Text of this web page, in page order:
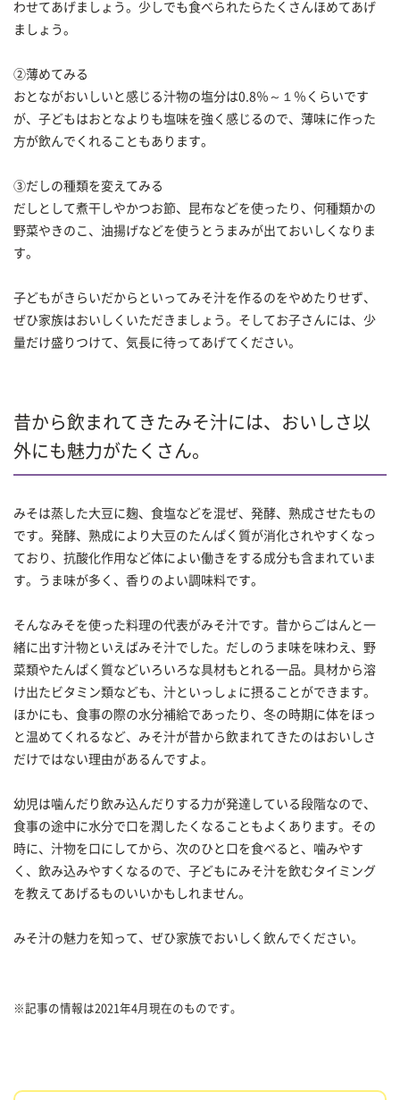
わせてあげましょう。少しでも食べられたらたくさんほめてあげ
ましょう。
②薄めてみる
おとながおいしいと感じる汁物の塩分は0.8％～１％くらいです
が、子どもはおとなよりも塩味を強く感じるので、薄味に作った
方が飲んでくれることもあります。
③だしの種類を変えてみる
だしとして煮干しやかつお節、昆布などを使ったり、何種類かの
野菜やきのこ、油揚げなどを使うとうまみが出ておいしくなりま
す。
子どもがきらいだからといってみそ汁を作るのをやめたりせず、
ぜひ家族はおいしくいただきましょう。そしてお子さんには、少
量だけ盛りつけて、気長に待ってあげてください。
昔から飲まれてきたみそ汁には、おいしさ以
外にも魅力がたくさん。
みそは蒸した大豆に麹、食塩などを混ぜ、発酵、熟成させたもの
です。発酵、熟成により大豆のたんぱく質が消化されやすくなっ
ており、抗酸化作用など体によい働きをする成分も含まれていま
す。うま味が多く、香りのよい調味料です。
そんなみそを使った料理の代表がみそ汁です。昔からごはんと一
緒に出す汁物といえばみそ汁でした。だしのうま味を味わえ、野
菜類やたんぱく質などいろいろな具材もとれる一品。具材から溶
け出たビタミン類なども、汁といっしょに摂ることができます。
ほかにも、食事の際の水分補給であったり、冬の時期に体をほっ
と温めてくれるなど、みそ汁が昔から飲まれてきたのはおいしさ
だけではない理由があるんですよ。
幼児は噛んだり飲み込んだりする力が発達している段階なので、
食事の途中に水分で口を潤したくなることもよくあります。その
時に、汁物を口にしてから、次のひと口を食べると、噛みやす
く、飲み込みやすくなるので、子どもにみそ汁を飲むタイミング
を教えてあげるものいいかもしれません。
みそ汁の魅力を知って、ぜひ家族でおいしく飲んでください。
※記事の情報は2021年4月現在のものです。